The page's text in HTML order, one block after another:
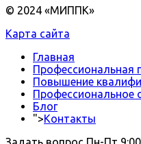
© 2024 «МИППК»
Карта сайта
Главная
Профессиональная
Повышение
Профессиональное
Блог
">Контакты